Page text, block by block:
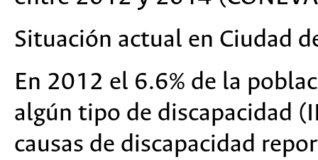
Situación actual en Ciudad
En 2012 el 6.6% de la
algún tipo de discapacidad
causas de discapacidad